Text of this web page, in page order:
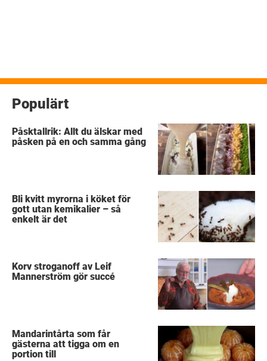
Populärt
Påsktallrik: Allt du älskar med
påsken på en och samma gång
Bli kvitt myrorna i köket för
gott utan kemikalier – så
enkelt är det
Korv stroganoff av Leif
Mannerström gör succé
Mandarintårta som får
gästerna att tigga om en
portion till